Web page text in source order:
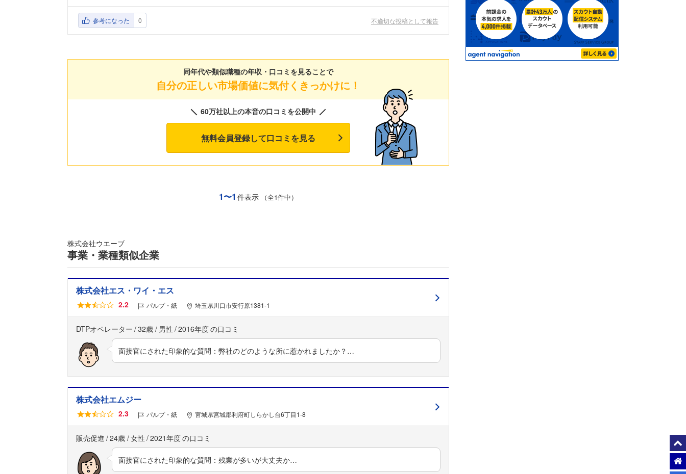
参考になった 0 不適切な投稿として報告
同年代や類似職種の年収・口コミを見ることで
自分の正しい市場価値に気付くきっかけに！
60万社以上の本音の口コミを公開中
無料会員登録して口コミを見る
1〜1 件表示 （全1件中）
株式会社ウエーブ
事業・業種類似企業
株式会社エス・ワイ・エス
2.2 パルプ・紙 埼玉県川口市安行原1381-1
DTPオペレーター 32歳 男性 2016年度
面接官にされた印象的な質問：弊社のどのような所に惹かれましたか？…
株式会社エムジー
2.3 パルプ・紙 宮城県宮城郡利府町しらかし台6丁目1-8
販売促進 24歳 女性 2021年度
面接官にされた印象的な質問：残業が多いが大丈夫か…